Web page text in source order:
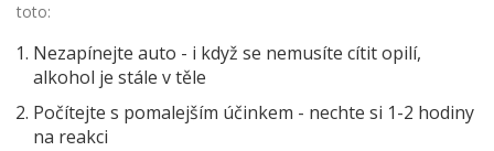
toto:
Nezapínejte auto - i když se nemusíte cítit opilí,
alkohol je stále v těle
Počítejte s pomalejším účinkem - nechte si 1-2 hodiny
na reakci